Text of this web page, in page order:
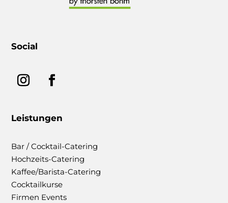
Social
Leistungen
Bar / Cocktail-Catering
Hochzeits-Catering
Kaffee/Barista-Catering
Cocktailkurse
Firmen Events